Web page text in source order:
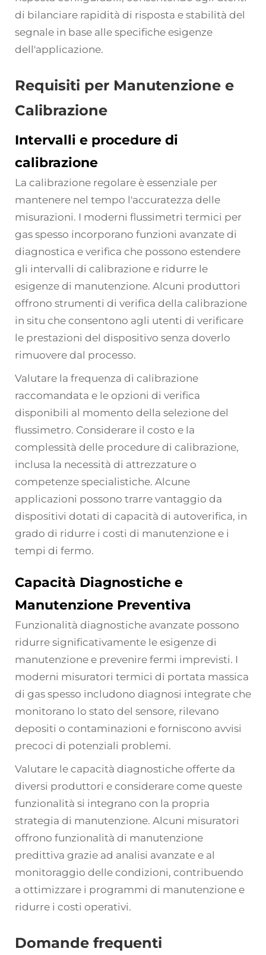
di bilanciare rapidità di risposta e stabilità del
segnale in base alle specifiche esigenze
dell'applicazione.
Requisiti per Manutenzione e
Calibrazione
Intervalli e procedure di
calibrazione
La calibrazione regolare è essenziale per
mantenere nel tempo l'accuratezza delle
misurazioni. I moderni flussimetri termici per
gas spesso incorporano funzioni avanzate di
diagnostica e verifica che possono estendere
gli intervalli di calibrazione e ridurre le
esigenze di manutenzione. Alcuni produttori
offrono strumenti di verifica della calibrazione
in situ che consentono agli utenti di verificare
le prestazioni del dispositivo senza doverlo
rimuovere dal processo.
Valutare la frequenza di calibrazione
raccomandata e le opzioni di verifica
disponibili al momento della selezione del
flussimetro. Considerare il costo e la
complessità delle procedure di calibrazione,
inclusa la necessità di attrezzature o
competenze specialistiche. Alcune
applicazioni possono trarre vantaggio da
dispositivi dotati di capacità di autoverifica, in
grado di ridurre i costi di manutenzione e i
tempi di fermo.
Capacità Diagnostiche e
Manutenzione Preventiva
Funzionalità diagnostiche avanzate possono
ridurre significativamente le esigenze di
manutenzione e prevenire fermi imprevisti. I
moderni misuratori termici di portata massica
di gas spesso includono diagnosi integrate che
monitorano lo stato del sensore, rilevano
depositi o contaminazioni e forniscono avvisi
precoci di potenziali problemi.
Valutare le capacità diagnostiche offerte da
diversi produttori e considerare come queste
funzionalità si integrano con la propria
strategia di manutenzione. Alcuni misuratori
offrono funzionalità di manutenzione
predittiva grazie ad analisi avanzate e al
monitoraggio delle condizioni, contribuendo
a ottimizzare i programmi di manutenzione e
ridurre i costi operativi.
Domande frequenti